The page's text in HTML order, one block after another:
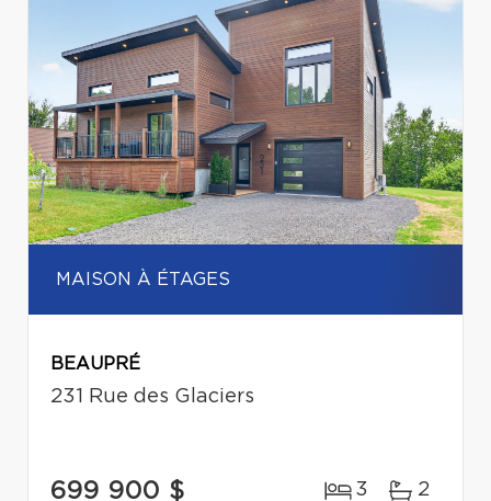
MAISON À ÉTAGES
BEAUPRÉ
231 Rue des Glaciers
699 900 $ 3 2